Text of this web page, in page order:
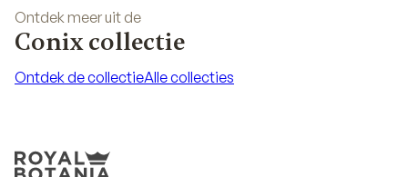
Ontdek meer uit de
Conix collectie
Ontdek de collectieAlle collecties